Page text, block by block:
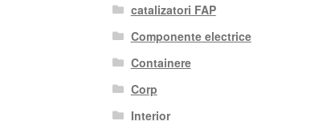
catalizatori FAP
Componente electrice
Containere
Corp
Interior